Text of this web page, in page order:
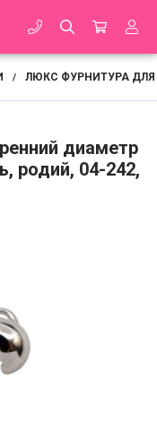
/ ЛЮКС ФУРНИТУРА
диаметр
родий, 04-242,